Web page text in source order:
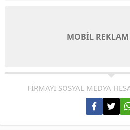
MOBİL
FİRMAYI SOSYAL MEDYA